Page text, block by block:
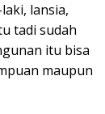
lansia,
tadi sudah
itu bisa
maupun